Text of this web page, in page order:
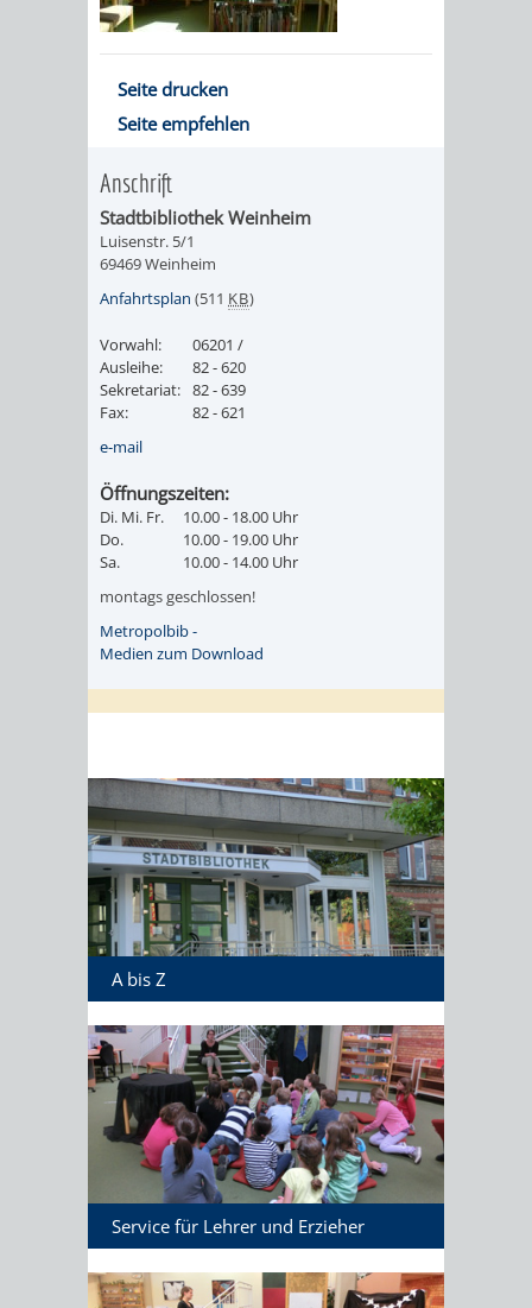
KLIMASCHUTZKOMMISSION
ENERGIEKARAWANE
GEWERBE
PLASTIKTÜTENFREIE
EINKAUFSSTADT
EVENTS
GEMEINSAME
VISION
AKTIONSREIHE
GUT
SANIERT?!
KLIMASCHUTZ-
NETZWERK
LADEINFRASTRUKTUR
WÄRMEPUMPEN
EIGNUNGSCHECK
Seite drucken
Seite empfehlen
Anschrift
Stadtbibliothek Weinheim
Luisenstr. 5/1
69469 Weinheim
Anfahrtsplan (511 KB)
Vorwahl:
06201 /
Ausleihe:
82 - 620
Sekretariat: 82 - 639
Fax:
82 - 621
e-mail
Öffnungszeiten:
Di. Mi. Fr.
10.00 - 18.00 Uhr
Do.
10.00 - 19.00 Uhr
Sa.
10.00 - 14.00 Uhr
montags geschlossen!
Metropolbib -
Medien zum Download
A bis Z
Service für Lehrer und Erzieher